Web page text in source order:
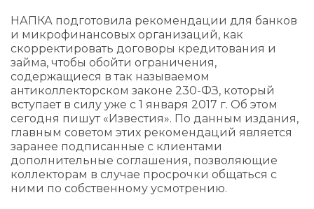
НАПКА подготовила рекомендации для банков
и микрофинансовых организаций, как
скорректировать договоры кредитования и
займа, чтобы обойти ограничения,
содержащиеся в так называемом
антиколлекторском законе 230-ФЗ, который
вступает в силу уже с 1 января 2017 г. Об этом
сегодня пишут «Известия». По данным издания,
главным советом этих рекомендаций является
заранее подписанные с клиентами
дополнительные соглашения, позволяющие
коллекторам в случае просрочки общаться с
ними по собственному усмотрению.